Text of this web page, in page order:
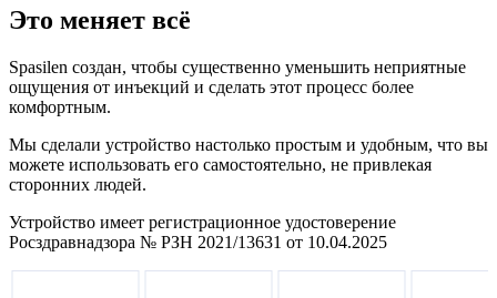
Это меняет всё
Spasilen создан, чтобы существенно уменьшить неприятные
ощущения от инъекций и сделать этот процесс более
комфортным.
Мы сделали устройство настолько простым и удобным, что вы
можете использовать его самостоятельно, не привлекая
сторонних людей.
Устройство имеет регистрационное удостоверение
Росздравнадзора № РЗН 2021/13631 от 10.04.2025